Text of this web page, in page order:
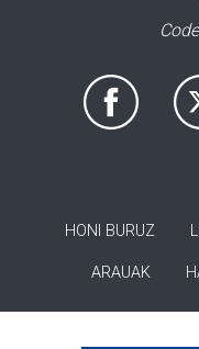
HONI BURUZ
ARAUAK